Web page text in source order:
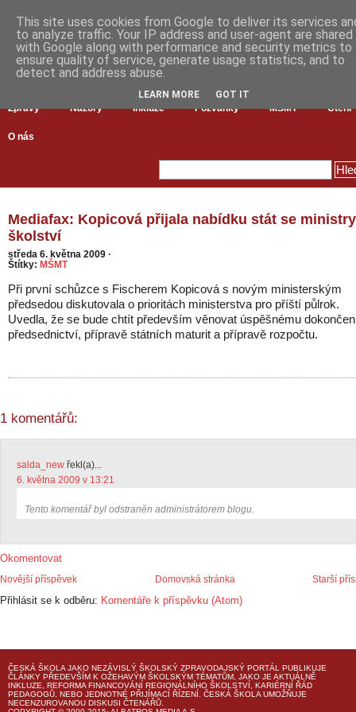
Zprávy Názory Inkluze Pozvánky MŠMT Čtení
O nás
Mediafax: Kopicová přijala nabídku stát se
školství
středa 6. května 2009 ·
Štítky: MŠMT
Při první schůzce s Fischerem Kopicová s novým ministerským
předsedou diskutovala o prioritách ministerstva pro příští půlrok.
Uvedla, že se bude chtít především věnovat úspěšnému
předsednictví, přípravě státních maturit a přípravě rozpočtu.
1 komentářů:
salda_new řekl(a)...
6. května 2009 v 13:21
Tento komentář byl odstraněn administrátorem blogu.
Okomentovat
Novější příspěvek Starší
Domovská stránka
Přihlásit se k odběru: Komentáře k příspěvku (Atom)
ČESKÁ ŠKOLA JAKO NEZÁVISLÝ ŠKOLSKÝ ZPRAVODAJSKÝ PORTÁL PUBLIKUJE
ČLÁNKY PŘEDEVŠÍM K OŽEHAVÝM ŠKOLSKÝM TÉMATŮM, JAKO JE AKTUÁLNĚ
INKLUZE, REFORMA FINANCOVÁNÍ REGIONÁLNÍHO ŠKOLSTVÍ, KARIÉRNÍ ŘÁD
PEDAGOGŮ, NEBO JEDNOTNÉ PŘIJÍMACÍ ŘÍZENÍ. ČESKÁ ŠKOLA UMOŽŇUJE
NECENZUROVANOU DISKUSI ČTENÁŘŮ.
This site uses cookies from Google to deliver its services
to analyze traffic. Your IP address and user-agent are shared
with Google along with performance and security metrics to
ensure quality of service, generate usage statistics, and to
detect and address abuse.
LEARN MORE GOT IT